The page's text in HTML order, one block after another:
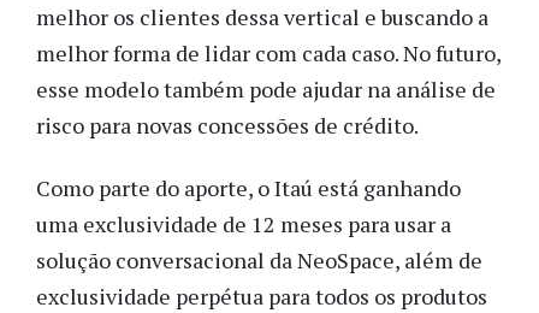
melhor os clientes dessa vertical e buscando a
melhor forma de lidar com cada caso. No futuro,
esse modelo também pode ajudar na análise de
risco para novas concessões de crédito.
Como parte do aporte, o Itaú está ganhando
uma exclusividade de 12 meses para usar a
solução conversacional da NeoSpace, além de
exclusividade perpétua para todos os produtos